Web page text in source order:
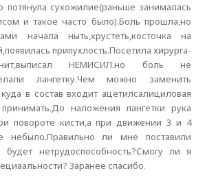
потянула сухожилие(раньше занималась
и такое часто было).Боль прошла,но
начала ныть,хрустеть,косточка на
припухлость.Посетила хирурга-
НЕМИСИЛ.но боль не
лангетку.Чем можно заменить
в состав входит ацетилсалициловая
наложения лангетки рука
повороте кисти,а при движении 3 и 4
небыло.Правильно ли мне поставили
будет нетрудоспособность?Смогу ли я
Заранее спасибо.